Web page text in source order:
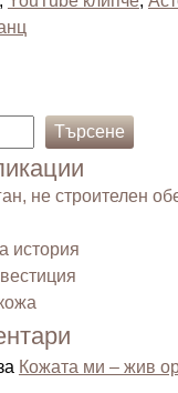
Търсене
не строителен
история
Кожата ми – жив